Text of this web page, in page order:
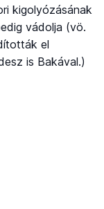
kigolyózásának
vádolja (vö.
el
is Bakával.)